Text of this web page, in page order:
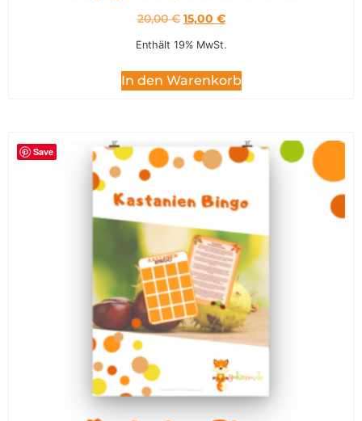
20,00€ 15,00 €
Enthält 19% MwSt.
In den Warenkorb
Save